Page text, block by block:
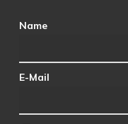
Name
E-Mail